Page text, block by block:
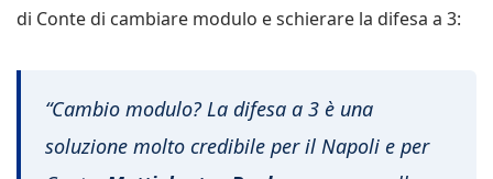
di Conte di cambiare modulo e schierare la difesa a 3:
“Cambio modulo? La difesa a 3 è una
soluzione molto credibile per il Napoli e per